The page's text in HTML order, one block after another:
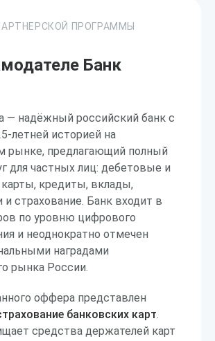
ПРОГРАММЫ
Банк
— надёжный российский банк с
летней историей на
рынке, предлагающий полный
для частных лиц: дебетовые и
кредиты, вклады,
и страхование. Банк входит в
по уровню цифрового
и неоднократно отмечен
наградами
рынка России.
оффера представлен
банковских карт.
средства держателей карт